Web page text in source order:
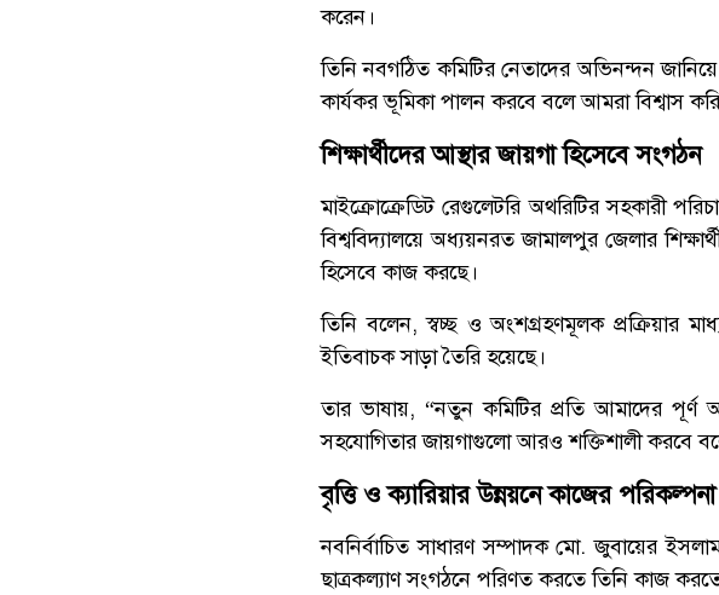
করেন।
তিনি নবগঠিত কমিটির নেতাদের অভিনন্দন
কার্যকর ভূমিকা পালন করবে বলে আমরা বিশ্বাস
শিক্ষার্থীদের আস্থার জায়গা হিসেবে সংগঠন
মাইক্রোক্রেডিট রেগুলেটরি অথরিটির সহকারী
বিশ্ববিদ্যালয়ে অধ্যয়নরত জামালপুর জেলার
হিসেবে কাজ করছে।
তিনি বলেন, স্বচ্ছ ও অংশগ্রহণমূলক প্রক্রিয়ার
ইতিবাচক সাড়া তৈরি হয়েছে।
তার ভাষায়, “নতুন কমিটির প্রতি আমাদের পূর্ণ
সহযোগিতার জায়গাগুলো আরও শক্তিশালী করবে
বৃত্তি ও ক্যারিয়ার উন্নয়নে কাজের পরিকল্পনা
নবনির্বাচিত সাধারণ সম্পাদক মো. জুবায়ের
ছাত্রকল্যাণ সংগঠনে পরিণত করতে তিনি কাজ